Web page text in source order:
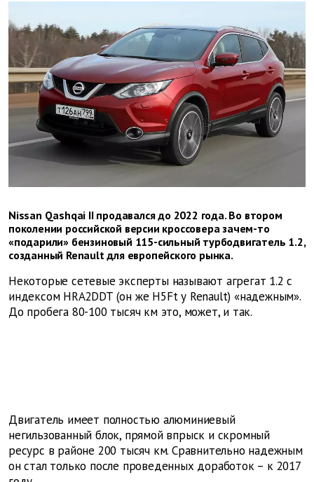
Nissan Qashqai II продавался до 2022 года. Во втором
поколении российской версии кроссовера зачем-то
«подарили» бензиновый 115-сильный турбодвигатель 1.2,
созданный Renault для европейского рынка.
Некоторые сетевые эксперты называют агрегат 1.2 с
индексом HRA2DDT (он же H5Ft у Renault) «надежным».
До пробега 80-100 тысяч км это, может, и так.
Двигатель имеет полностью алюминиевый
негильзованный блок, прямой впрыск и скромный
ресурс в районе 200 тысяч км. Сравнительно надежным
он стал только после проведенных доработок – к 2017